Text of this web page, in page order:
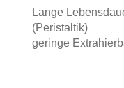
Lange
(Peristaltik)
geringe